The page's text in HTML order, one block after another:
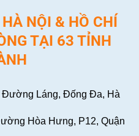
NỘI & HỒ CHÍ
TẠI 63 TỈNH
Đường Láng, Đống Đa, Hà
Hòa Hưng, P12, Quận